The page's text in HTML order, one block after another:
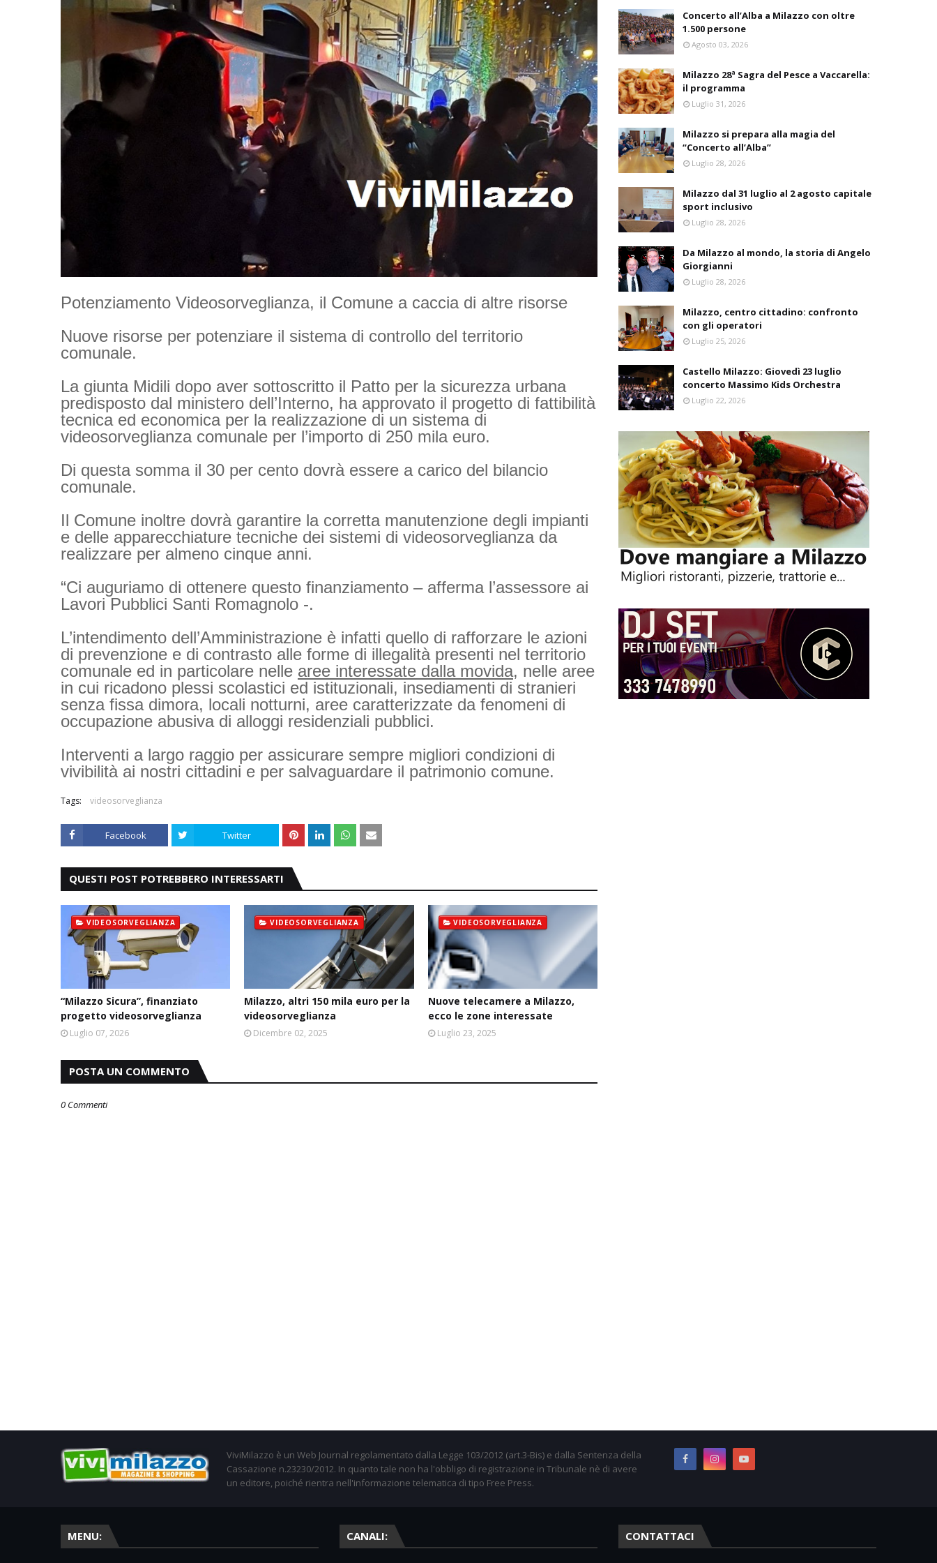
Potenziamento Videosorveglianza, il Comune a caccia di altre risorse
Nuove risorse per potenziare il sistema di controllo del territorio
comunale.
La giunta Midili dopo aver sottoscritto il Patto per la sicurezza urbana
predisposto dal ministero dell’Interno, ha approvato il progetto di fattibilità
tecnica ed economica per la realizzazione di un sistema di
videosorveglianza comunale per l’importo di 250 mila euro.
Di questa somma il 30 per cento dovrà essere a carico del bilancio
comunale.
Il Comune inoltre dovrà garantire la corretta manutenzione degli impianti
e delle apparecchiature tecniche dei sistemi di videosorveglianza da
realizzare per almeno cinque anni.
“Ci auguriamo di ottenere questo finanziamento – afferma l’assessore ai
Lavori Pubblici Santi Romagnolo -.
L’intendimento dell’Amministrazione è infatti quello di rafforzare le azioni
di prevenzione e di contrasto alle forme di illegalità presenti nel territorio
comunale ed in particolare nelle aree interessate dalla movida, nelle aree
in cui ricadono plessi scolastici ed istituzionali, insediamenti di stranieri
senza fissa dimora, locali notturni, aree caratterizzate da fenomeni di
occupazione abusiva di alloggi residenziali pubblici.
Interventi a largo raggio per assicurare sempre migliori condizioni di
vivibilità ai nostri cittadini e per salvaguardare il patrimonio comune.
Tags: videosorveglianza
Facebook Twitter
QUESTI POST POTREBBERO INTERESSARTI
VIDEOSORVEGLIANZA
“Milazzo Sicura”, finanziato
progetto videosorveglianza
Luglio 07, 2026
VIDEOSORVEGLIANZA
Milazzo, altri 150 mila euro per la
videosorveglianza
Dicembre 02, 2025
VIDEOSORVEGLIANZA
Nuove telecamere a Milazzo,
ecco le zone interessate
Luglio 23, 2025
POSTA UN COMMENTO
0 Commenti
Concerto all’Alba a Milazzo con oltre
1.500 persone
Agosto 03, 2026
Milazzo 28ª Sagra del Pesce a Vaccarella:
il programma
Luglio 31, 2026
Milazzo si prepara alla magia del
“Concerto all’Alba”
Luglio 28, 2026
Milazzo dal 31 luglio al 2 agosto capitale
sport inclusivo
Luglio 28, 2026
Da Milazzo al mondo, la storia di Angelo
Giorgianni
Luglio 28, 2026
Milazzo, centro cittadino: confronto
con gli operatori
Luglio 25, 2026
Castello Milazzo: Giovedì 23 luglio
concerto Massimo Kids Orchestra
Luglio 22, 2026
ViviMilazzo è un Web Journal regolamentato dalla Legge 103/2012 (art.3-Bis) e dalla Sentenza della
Cassazione n.23230/2012. In quanto tale non ha l'obbligo di registrazione in Tribunale nè di avere
un editore, poiché rientra nell'informazione telematica di tipo Free Press.
MENU: CANALI: CONTATTACI